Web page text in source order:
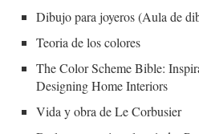
Dibujo para joyeros (Aula de
Teoria de los colores
The Color Scheme Bible:
Designing Home Interiors
Vida y obra de Le Corbusier